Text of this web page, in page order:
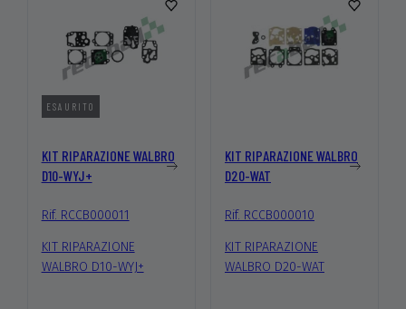
ESAURITO
KIT RIPARAZIONE WALBRO
D10-WYJ+
Rif. RCCB000011
KIT RIPARAZIONE
WALBRO D10-WYJ+
KIT RIPARAZIONE WALBRO
D20-WAT
Rif. RCCB000010
KIT RIPARAZIONE
WALBRO D20-WAT